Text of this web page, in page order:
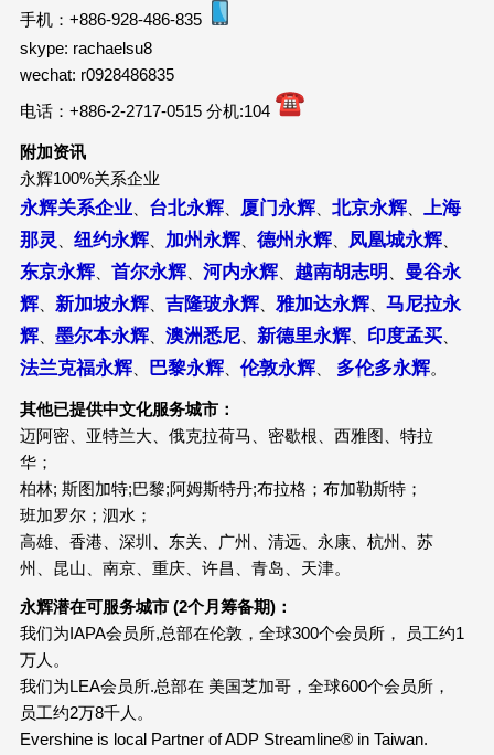
手机：+886-928-486-835
skype: rachaelsu8
wechat: r0928486835
电话：+886-2-2717-0515 分机:104
附加资讯
永辉100%关系企业
永辉关系企业、 台北永辉、 厦门永辉、 北京永辉、
上海
那灵
纽约永辉、 加州永辉、 德州永辉、 凤凰城永辉、
东京永辉、 首尔永辉、 河内永辉、 越南胡志明
曼谷永
辉、 新加坡永辉、 吉隆玻永辉、 雅加达永辉、 马尼拉永
辉、 墨尔本永辉、 澳洲悉尼、 新德里永辉、 印度孟买、
法兰克福永辉、 巴黎永辉、 伦敦永辉、 多伦多永辉。
其他已提供中文化服务城市：
迈阿密、亚特兰大、俄克拉荷马、密歇根、西雅图、特拉
华；
柏林; 斯图加特;巴黎;阿姆斯特丹;布拉格；布加勒斯特；
班加罗尔；泗水；
高雄、香港、深圳、东关、广州、清远、永康、杭州、苏
州、昆山、南京、重庆、许昌、青岛、天津。
永辉潜在可服务城市 (2个月筹备期)：
我们为IAPA会员所,总部在伦敦，全球300个会员所， 员工约1
万人。
我们为LEA会员所.总部在 美国芝加哥，全球600个会员所，
员工约2万8千人。
Evershine is local Partner of ADP Streamline® in Taiwan.